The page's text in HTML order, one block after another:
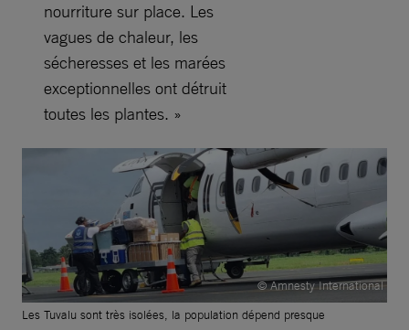
nourriture sur place. Les
vagues de chaleur, les
sécheresses et les marées
exceptionnelles ont détruit
toutes les plantes. »
© Amnesty International
Les Tuvalu sont très isolées, la population dépend presque